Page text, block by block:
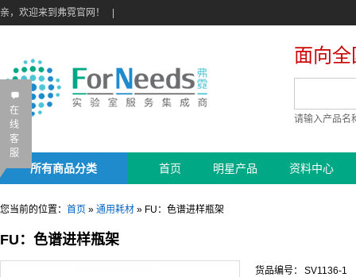
亲，欢迎来到弗霓官网！
面向
请输入产品名
所有商品分类 首页 明星产品 资料中心
您当前的位置： 首页 » 通用耗材 » FU：色谱进样瓶架
FU：色谱进样瓶架
货品编号： SV1136-1
B
在
线
客
服